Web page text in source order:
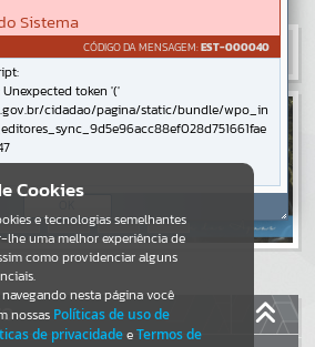
Por favor, aguarde...
Por favor, aguarde...
Cookies
e tecnologias semelhantes
lhe uma melhor experiência de
como providenciar alguns
nesta página você
nossas Políticas de uso de
de privacidadeeTermos de
Sistema
CÓDIGO DA MENSAGEM:EST-000040
token '('
cidadao/pagina/static/bundle/wpo_in